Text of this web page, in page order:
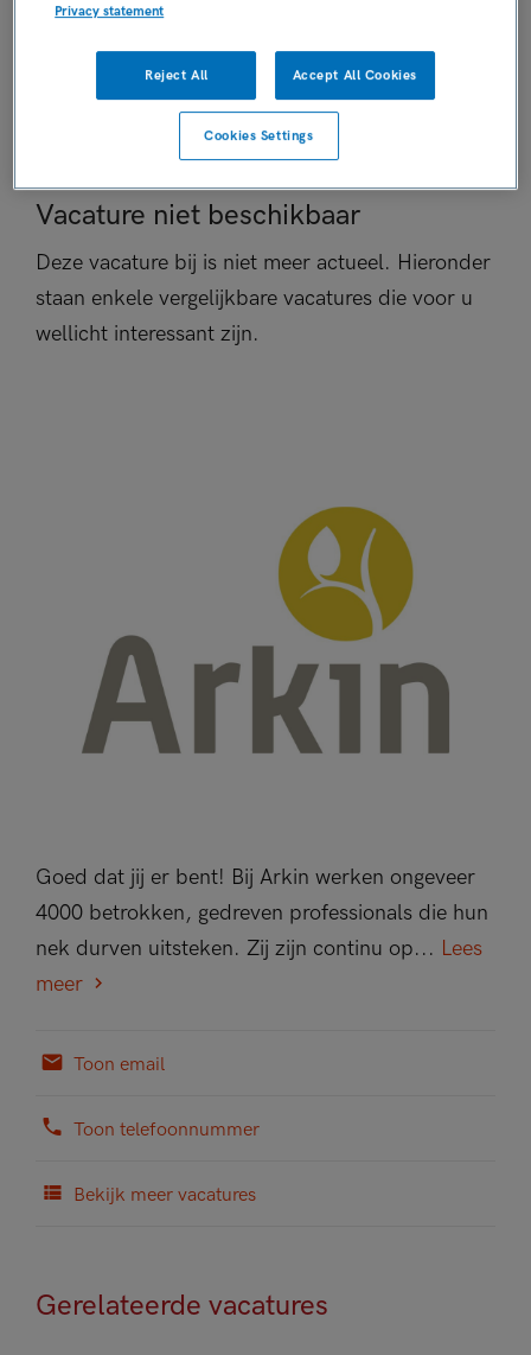
ERVARING
DIENSTVERBAND
Fulltime
Vacature niet beschikbaar
Deze vacature bij is niet meer actueel. Hieronder
staan enkele vergelijkbare vacatures die voor u
wellicht interessant zijn.
Goed dat jij er bent! Bij Arkin werken ongeveer
4000 betrokken, gedreven professionals die hun
nek durven uitsteken. Zij zijn continu op... Lees
meer
Toon email
Toon telefoonnummer
Bekijk meer vacatures
Gerelateerde vacatures
Privacy statement
Reject All Accept All Cookies
Cookies Settings